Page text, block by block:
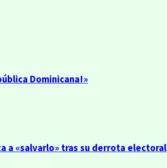
Dominicana!»
a «salvarlo» tras su derrota electoral